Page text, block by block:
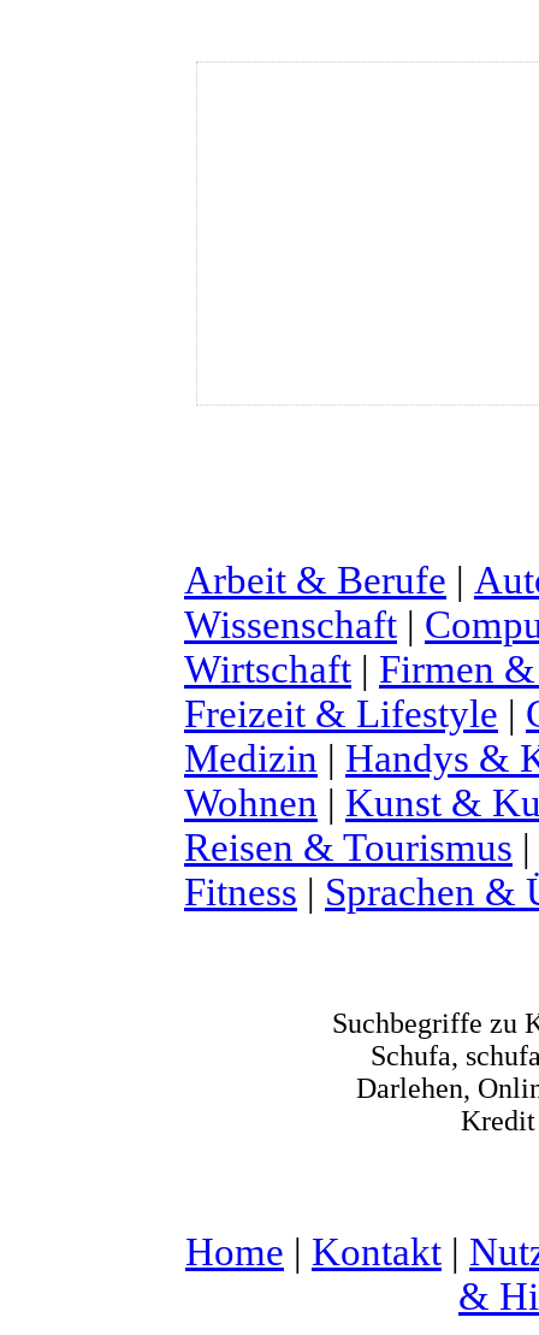
Arbeit & Berufe |
Wissenschaft |
Wirtschaft | Firmen
Freizeit & Lifestyle |
Medizin | Handys &
Wohnen | Kunst &
Reisen & Tourismus |
Fitness | Sprachen &
Suchbegriffe zu
Schufa,
Darlehen,
Home | Kontakt |
&